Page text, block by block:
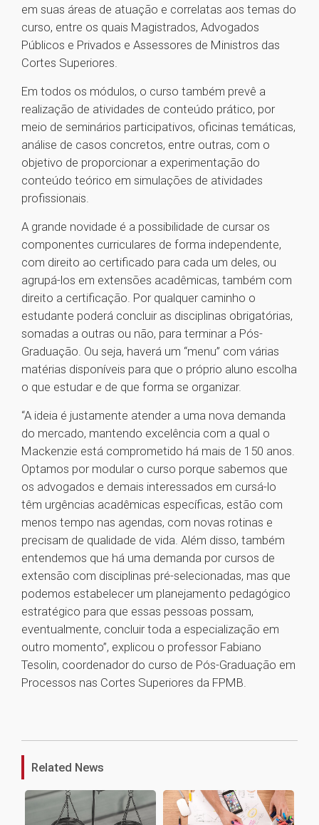
em suas áreas de atuação e correlatas aos temas do
curso, entre os quais Magistrados, Advogados
Públicos e Privados e Assessores de Ministros das
Cortes Superiores.
Em todos os módulos, o curso também prevê a
realização de atividades de conteúdo prático, por
meio de seminários participativos, oficinas temáticas,
análise de casos concretos, entre outras, com o
objetivo de proporcionar a experimentação do
conteúdo teórico em simulações de atividades
profissionais.
A grande novidade é a possibilidade de cursar os
componentes curriculares de forma independente,
com direito ao certificado para cada um deles, ou
agrupá-los em extensões acadêmicas, também com
direito a certificação. Por qualquer caminho o
estudante poderá concluir as disciplinas obrigatórias,
somadas a outras ou não, para terminar a Pós-
Graduação. Ou seja, haverá um “menu” com várias
matérias disponíveis para que o próprio aluno escolha
o que estudar e de que forma se organizar.
“A ideia é justamente atender a uma nova demanda
do mercado, mantendo excelência com a qual o
Mackenzie está comprometido há mais de 150 anos.
Optamos por modular o curso porque sabemos que
os advogados e demais interessados em cursá-lo
têm urgências acadêmicas específicas, estão com
menos tempo nas agendas, com novas rotinas e
precisam de qualidade de vida. Além disso, também
entendemos que há uma demanda por cursos de
extensão com disciplinas pré-selecionadas, mas que
podemos estabelecer um planejamento pedagógico
estratégico para que essas pessoas possam,
eventualmente, concluir toda a especialização em
outro momento”, explicou o professor Fabiano
Tesolin, coordenador do curso de Pós-Graduação em
Processos nas Cortes Superiores da FPMB.
Related News